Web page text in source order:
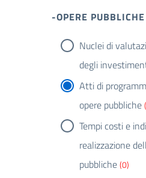
-OPERE PUBBLICHE
Nuclei di
degli
Atti di
opere pubbliche
Tempi costi e
realizzazione
pubbliche(0)